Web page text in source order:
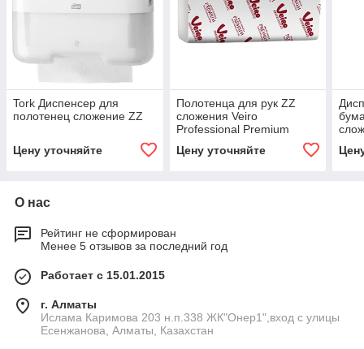
Tork Диспенсер для
полотенец сложение ZZ
Цену уточняйте
Полотенца для рук ZZ
сложения Veiro
Professional Premium
Цену уточняйте
О нас
Рейтинг не сформирован
Менее 5 отзывов за последний год
Работает с 15.01.2015
г. Алматы
Ислама Каримова 203 н.п.338 ЖК"Онер1",вход с улицы
Есенжанова, Алматы, Казахстан